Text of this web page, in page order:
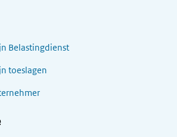
Belastingdienst
toeslagen